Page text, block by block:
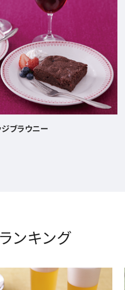
ンキング